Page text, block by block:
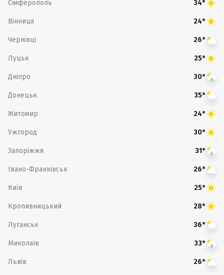
Сімферополь 34°
Вінниця 24°
Чернівці 26°
Луцьк 25°
Дніпро 30°
Донецьк 35°
Житомир 24°
Ужгород 30°
Запоріжжя 31°
Івано-Франківськ 26°
Київ 25°
Кропивницький 28°
Луганськ 36°
Миколаїв 33°
Львів 26°